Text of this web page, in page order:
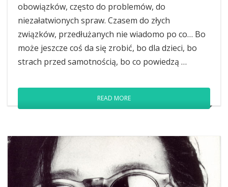
obowiązków, często do problemów, do
niezałatwionych spraw. Czasem do złych
związków, przedłużanych nie wiadomo po co… Bo
może jeszcze coś da się zrobić, bo dla dzieci, bo
strach przed samotnością, bo co powiedzą …
READ MORE